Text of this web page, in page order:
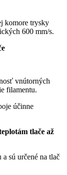
komore trysky
600 mm/s.
vnútorných
filamentu.
účinne
tlače až
sú určené na tlač